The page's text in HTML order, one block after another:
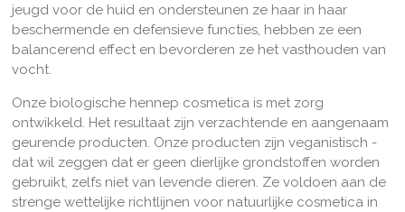
jeugd voor de huid en ondersteunen ze haar in haar
beschermende en defensieve functies, hebben ze een
balancerend effect en bevorderen ze het vasthouden van
vocht.
Onze biologische hennep cosmetica is met zorg
ontwikkeld. Het resultaat zijn verzachtende en aangenaam
geurende producten. Onze producten zijn veganistisch -
dat wil zeggen dat er geen dierlijke grondstoffen worden
gebruikt, zelfs niet van levende dieren. Ze voldoen aan de
strenge wettelijke richtlijnen voor natuurlijke cosmetica in